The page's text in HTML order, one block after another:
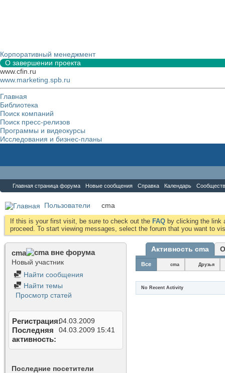
Корпоративный менеджмент
О завершении проекта
www.cfin.ru
www.marketing.spb.ru
Главная
Библиотека
Поиск компаний
Поиск пресс-релизов
Программы и видеокурсы
Исследования и бизнес-планы
Главная страница форума Новые сообщения Справка Календарь
Пользователи cma
If this is your first visit, be sure to check out the FAQ by clicking the link
proceed. To start viewing messages, select the forum that you want to
cma
Новый участник
Найти сообщения
Найти темы
Просмотр статей
Регистрация04.03.2009
Последняя
активность
04.03.2009 15:41
Последние посетители
Активность cma
Все cma Друзья
No Recent Activity